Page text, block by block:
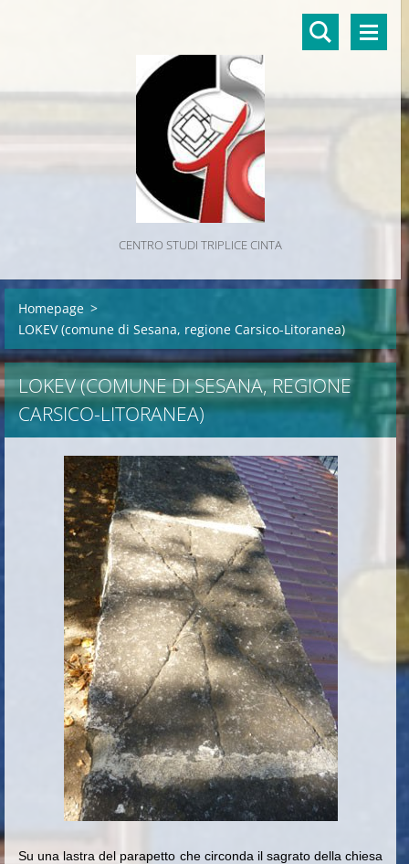
CENTRO STUDI TRIPLICE CINTA
Homepage >
LOKEV (comune di Sesana, regione Carsico-Litoranea)
LOKEV (COMUNE DI SESANA, REGIONE
CARSICO-LITORANEA)
Su una lastra del parapetto che circonda il sagrato della chiesa